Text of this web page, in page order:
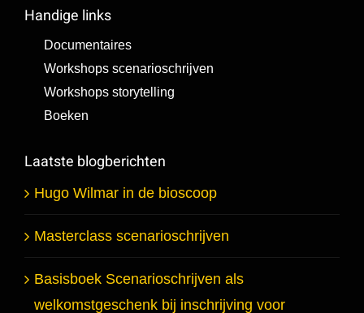
Handige links
Documentaires
Workshops scenarioschrijven
Workshops storytelling
Boeken
Laatste blogberichten
Hugo Wilmar in de bioscoop
Masterclass scenarioschrijven
Basisboek Scenarioschrijven als
welkomstgeschenk bij inschrijving voor